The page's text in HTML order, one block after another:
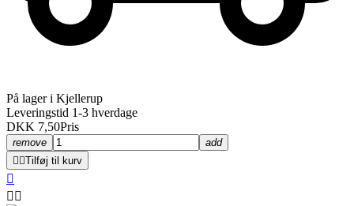
På lager i Kjellerup
Leveringstid 1-3 hverdage
DKK 7,50Pris
remove
add
 Tilføj til kurv

 